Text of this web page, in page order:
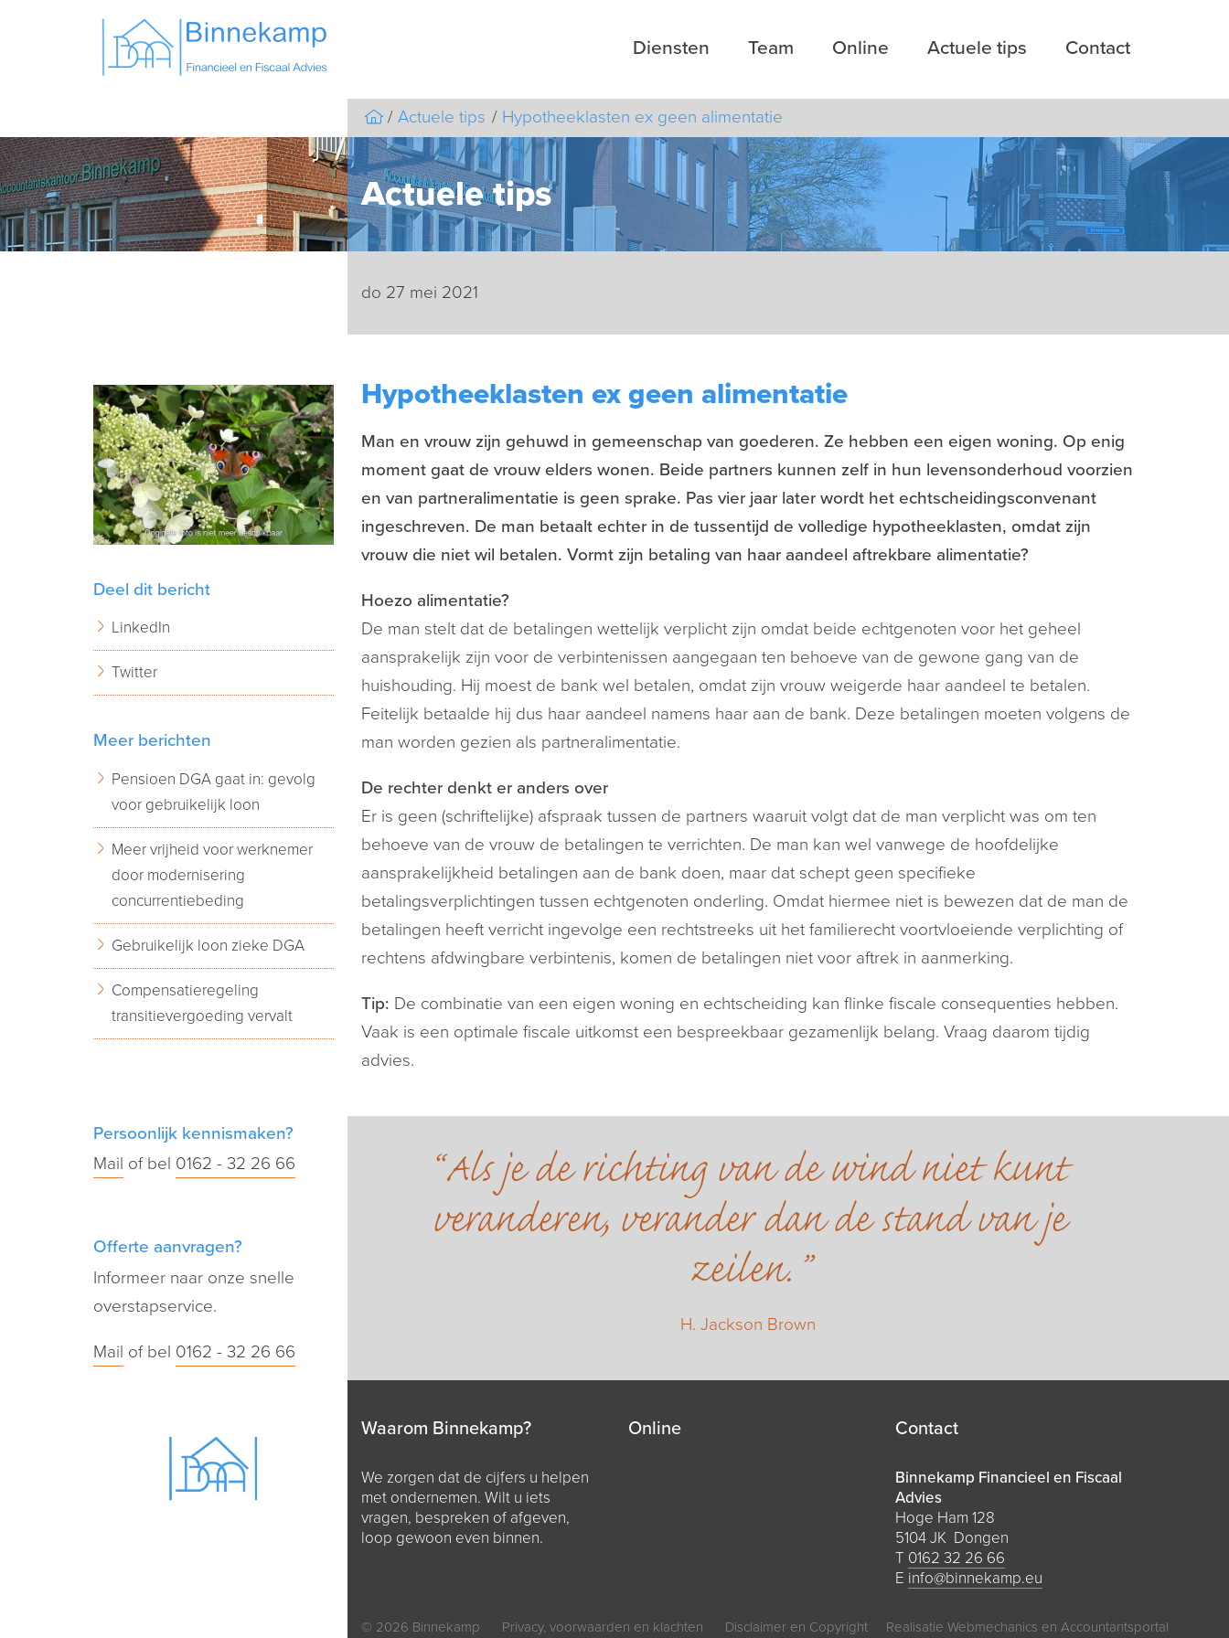
Diensten Team Online Actuele tips Contact
Actuele tips Hypotheeklasten ex geen alimentatie
Actuele tips
do 27 mei 2021
Hypotheeklasten ex geen alimentatie
Man en vrouw zijn gehuwd in gemeenschap van goederen. Ze hebben een eigen woning. Op enig
moment gaat de vrouw elders wonen. Beide partners kunnen zelf in hun levensonderhoud voorzien
en van partneralimentatie is geen sprake. Pas vier jaar later wordt het echtscheidingsconvenant
ingeschreven. De man betaalt echter in de tussentijd de volledige hypotheeklasten, omdat zijn
vrouw die niet wil betalen. Vormt zijn betaling van haar aandeel aftrekbare alimentatie?
Hoezo alimentatie?
De man stelt dat de betalingen wettelijk verplicht zijn omdat beide echtgenoten voor het geheel
aansprakelijk zijn voor de verbintenissen aangegaan ten behoeve van de gewone gang van de
huishouding. Hij moest de bank wel betalen, omdat zijn vrouw weigerde haar aandeel te betalen.
Feitelijk betaalde hij dus haar aandeel namens haar aan de bank. Deze betalingen moeten volgens de
man worden gezien als partneralimentatie.
De rechter denkt er anders over
Er is geen (schriftelijke) afspraak tussen de partners waaruit volgt dat de man verplicht was om ten
behoeve van de vrouw de betalingen te verrichten. De man kan wel vanwege de hoofdelijke
aansprakelijkheid betalingen aan de bank doen, maar dat schept geen specifieke
betalingsverplichtingen tussen echtgenoten onderling. Omdat hiermee niet is bewezen dat de man de
betalingen heeft verricht ingevolge een rechtstreeks uit het familierecht voortvloeiende verplichting of
rechtens afdwingbare verbintenis, komen de betalingen niet voor aftrek in aanmerking.
Tip: De combinatie van een eigen woning en echtscheiding kan flinke fiscale consequenties hebben.
Vaak is een optimale fiscale uitkomst een bespreekbaar gezamenlijk belang. Vraag daarom tijdig
advies.
Deel dit bericht
LinkedIn
Twitter
Meer berichten
Pensioen DGA gaat in: gevolg
voor gebruikelijk loon
Meer vrijheid voor werknemer
door modernisering
concurrentiebeding
Gebruikelijk loon zieke DGA
Compensatieregeling
transitievergoeding vervalt
Persoonlijk kennismaken?
Mail of bel 0162 - 32 26 66
Offerte aanvragen?
Informeer naar onze snelle
overstapservice.
Mail of bel 0162 - 32 26 66
Als je de richting van de wind niet kunt
veranderen, verander dan de stand van je
zeilen.
H. Jackson Brown
Waarom Binnekamp?
We zorgen dat de cijfers u helpen
met ondernemen. Wilt u iets
vragen, bespreken of afgeven,
loop gewoon even binnen.
Online Contact
Binnekamp Financieel en Fiscaal
Advies
Hoge Ham 128
5104 JK Dongen
T 0162 32 26 66
E info@binnekamp.eu
© 2026 Binnekamp Privacy, voorwaarden en klachten Disclaimer en Copyright Realisatie Webmechanics en Accountantsportal